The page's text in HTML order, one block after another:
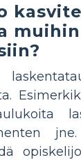
muihin